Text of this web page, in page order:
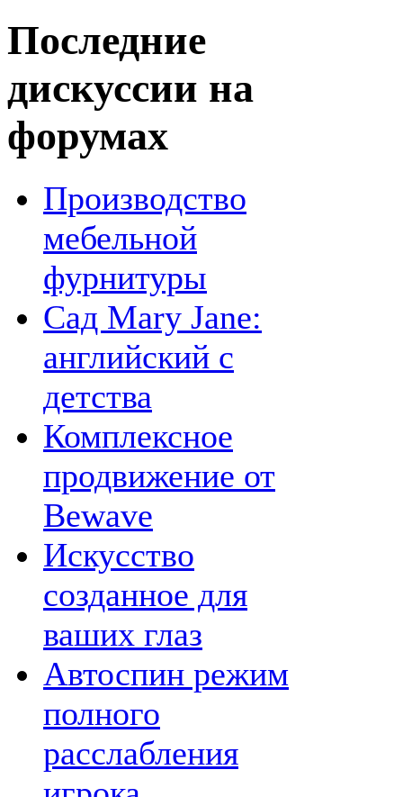
Последние
дискуссии на
форумах
Производство
мебельной
фурнитуры
Сад Mary Jane:
английский с
детства
Комплексное
продвижение от
Bewave
Искусство
созданное для
ваших глаз
Автоспин режим
полного
расслабления